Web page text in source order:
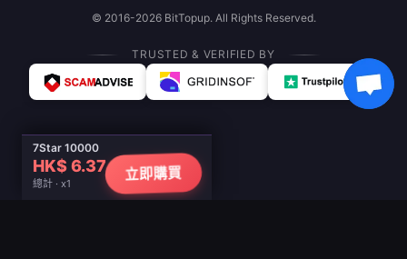
7Star 10000
HK$ 6.37
總計 · x1
立即購買
© 2016-2026 BitTopup. All Rights Reserved.
TRUSTED & VERIFIED BY